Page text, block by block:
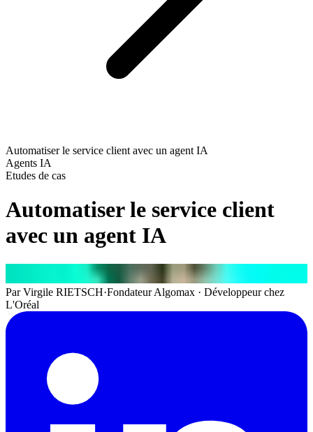
Automatiser le service client avec un agent IA
Agents IA
Etudes de cas
Automatiser le service client
avec un agent IA
ParVirgile RIETSCH·Fondateur Algomax · Développeur chez
L'Oréal